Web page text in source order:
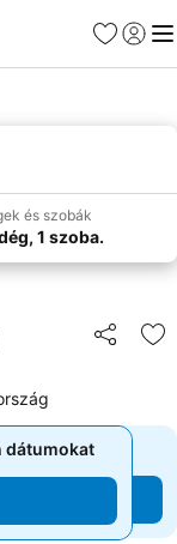
Kedvencek
és szobák
1 szoba.
dátumokat
dátumokat